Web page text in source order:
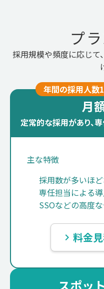
プ
採用規模や頻度に応じ
年間の採用人数
月
定常的な採用があり、
主な特徴
採用数が多いほ
専任担当による
SSOなどの高度
keyboard_arrow_right 料金
スポッ